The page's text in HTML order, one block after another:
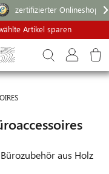
zertifizierter Onlineshop
Artikel sparen
aus Holz